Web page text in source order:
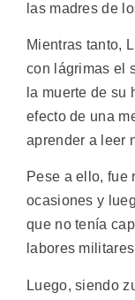
las madres de
Mientras tanto,
con lágrimas el
la muerte de su
efecto de una
aprender a leer
Pese a ello, fue
ocasiones y
que no tenía
labores
Luego, siendo